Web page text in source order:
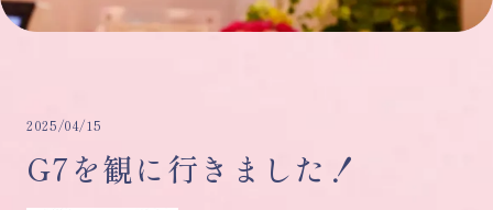
2025/04/15
G7を観に行きました！